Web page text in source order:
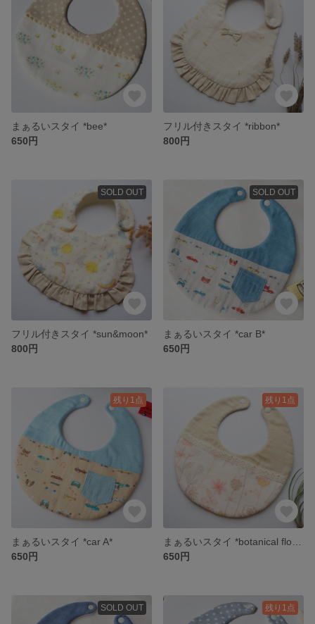
まぁるいスタイ *bee*
650円
フリル付きスタイ *ribbon*
800円
SOLD OUT
フリル付きスタイ *sun&moon*
800円
SOLD OUT
まぁるいスタイ *car B*
650円
残り1点
まぁるいスタイ *car A*
650円
残り1点
650円
SOLD OUT 残り1点